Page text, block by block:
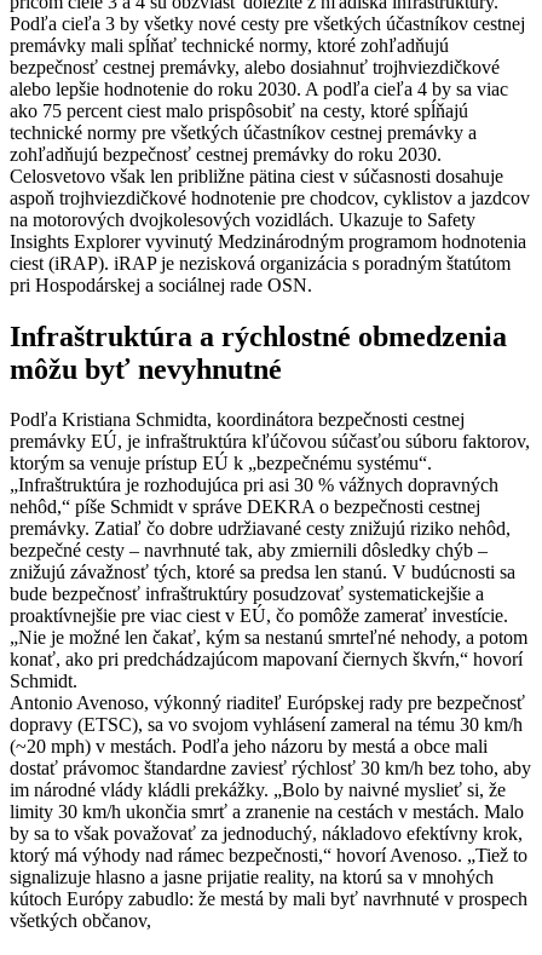
Podľa cieľa 3 by všetky nové cesty pre všetkých účastníkov cestnej
premávky mali spĺňať technické normy, ktoré zohľadňujú
bezpečnosť cestnej premávky, alebo dosiahnuť trojhviezdičkové
alebo lepšie hodnotenie do roku 2030. A podľa cieľa 4 by sa viac
ako 75 percent ciest malo prispôsobiť na cesty, ktoré spĺňajú
technické normy pre všetkých účastníkov cestnej premávky a
zohľadňujú bezpečnosť cestnej premávky do roku 2030.
Celosvetovo však len približne pätina ciest v súčasnosti dosahuje
aspoň trojhviezdičkové hodnotenie pre chodcov, cyklistov a jazdcov
na motorových dvojkolesových vozidlách. Ukazuje to Safety
Insights Explorer vyvinutý Medzinárodným programom hodnotenia
ciest (iRAP). iRAP je nezisková organizácia s poradným štatútom
pri Hospodárskej a sociálnej rade OSN.
Infraštruktúra a rýchlostné obmedzenia
môžu byť nevyhnutné
Podľa Kristiana Schmidta, koordinátora bezpečnosti cestnej
premávky EÚ, je infraštruktúra kľúčovou súčasťou súboru faktorov,
ktorým sa venuje prístup EÚ k „bezpečnému systému“.
„Infraštruktúra je rozhodujúca pri asi 30 % vážnych dopravných
nehôd,“ píše Schmidt v správe DEKRA o bezpečnosti cestnej
premávky. Zatiaľ čo dobre udržiavané cesty znižujú riziko nehôd,
bezpečné cesty – navrhnuté tak, aby zmiernili dôsledky chýb –
znižujú závažnosť tých, ktoré sa predsa len stanú. V budúcnosti sa
bude bezpečnosť infraštruktúry posudzovať systematickejšie a
proaktívnejšie pre viac ciest v EÚ, čo pomôže zamerať investície.
„Nie je možné len čakať, kým sa nestanú smrteľné nehody, a potom
konať, ako pri predchádzajúcom mapovaní čiernych škvŕn,“ hovorí
Schmidt.
Antonio Avenoso, výkonný riaditeľ Európskej rady pre bezpečnosť
dopravy (ETSC), sa vo svojom vyhlásení zameral na tému 30 km/h
(~20 mph) v mestách. Podľa jeho názoru by mestá a obce mali
dostať právomoc štandardne zaviesť rýchlosť 30 km/h bez toho, aby
im národné vlády kládli prekážky. „Bolo by naivné myslieť si, že
limity 30 km/h ukončia smrť a zranenie na cestách v mestách. Malo
by sa to však považovať za jednoduchý, nákladovo efektívny krok,
ktorý má výhody nad rámec bezpečnosti,“ hovorí Avenoso. „Tiež to
signalizuje hlasno a jasne prijatie reality, na ktorú sa v mnohých
kútoch Európy zabudlo: že mestá by mali byť navrhnuté v prospech
všetkých občanov,